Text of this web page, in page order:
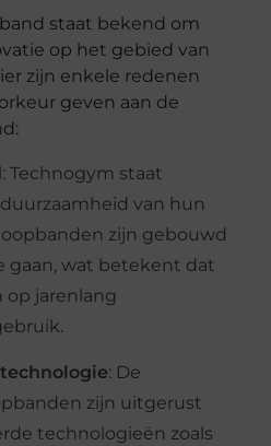
staat bekend om
op het gebied van
zijn enkele redenen
geven aan de
: Technogym staat
van hun
zijn gebouwd
gaan, wat betekent dat
jarenlang
: De
zijn uitgerust
technologieën zoals